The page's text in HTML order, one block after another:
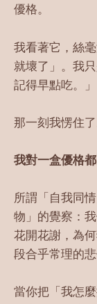
優格。
我看著它，絲
就壞了」。我
記得早點吃。」
那一刻我愣住了
我對一盒優格都
所謂「自我同
物」的覺察：
花開花謝，為
段合乎常理的
當你把「我怎